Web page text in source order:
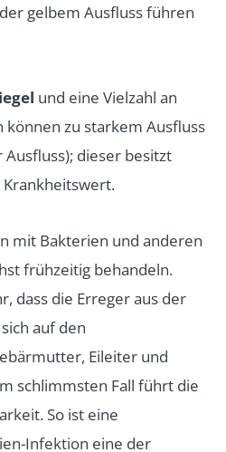
gelbem Ausfluss führen
und eine Vielzahl an
zu starkem Ausfluss
dieser besitzt
mit Bakterien und anderen
frühzeitig behandeln.
dass die Erreger aus der
auf den
Eileiter und
schlimmsten Fall führt die
So ist eine
Infektion eine der